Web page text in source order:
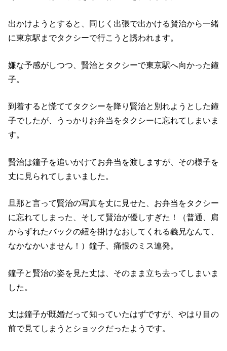
出かけようとすると、同じく出張で出かける賢治から一緒
に東京駅までタクシーで行こうと誘われます。
嫌な予感がしつつ、賢治とタクシーで東京駅へ向かった鐘
子。
到着すると慌ててタクシーを降り賢治と別れようとした鐘
子でしたが、うっかりお弁当をタクシーに忘れてしまいま
す。
賢治は鐘子を追いかけてお弁当を渡しますが、その様子を
丈に見られてしまいました。
旦那と言って賢治の写真を丈に見せた、お弁当をタクシー
に忘れてしまった、そして賢治が優しすぎた！（普通、肩
からずれたバックの紐を掛けなおしてくれる義兄なんて、
なかなかいません！）鐘子、痛恨のミス連発。
鐘子と賢治の姿を見た丈は、そのまま立ち去ってしまいま
した。
丈は鐘子が既婚だって知っていたはずですが、やはり目の
前で見てしまうとショックだったようです。